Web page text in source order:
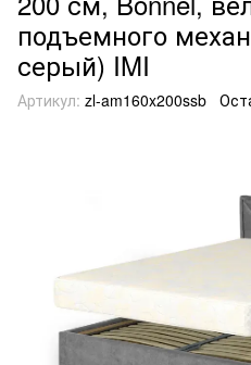
подъемного
серый) IMI
Артикул: zl-am160x200ssb